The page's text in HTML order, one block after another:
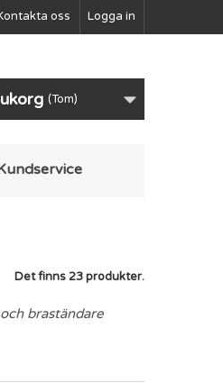
Logga in
oss
(Tom)
Det finns 23 produkter.
braständare